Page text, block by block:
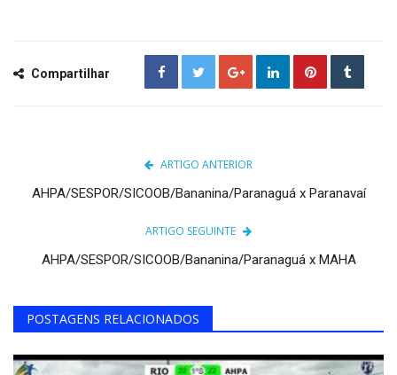
Compartilhar
ARTIGO ANTERIOR
AHPA/SESPOR/SICOOB/Bananina/Paranaguá x Paranavaí
ARTIGO SEGUINTE
AHPA/SESPOR/SICOOB/Bananina/Paranaguá x MAHA
POSTAGENS RELACIONADOS